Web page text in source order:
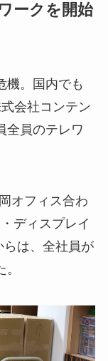
ークを開始
機。国内でも
会社コンテン
全員のテレワ
オフィス合わ
ディスプレイ
は、全社員が